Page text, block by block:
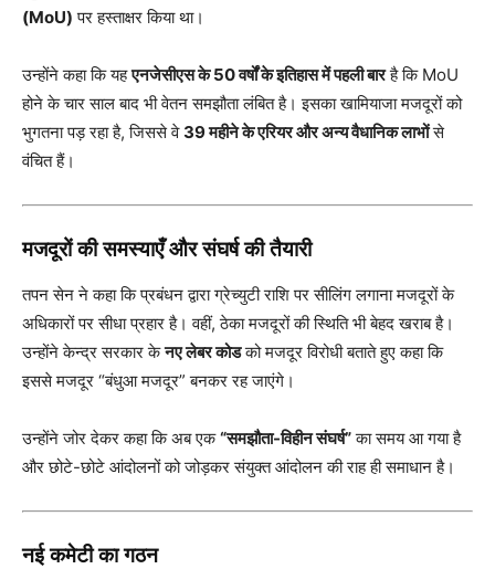
(MoU) पर हस्ताक्षर किया था।
उन्होंने कहा कि यहएनजेसीएस के 50 वर्षों के इतिहास में पहली बारहै कि MoU
होने के चार साल बाद भी वेतन समझौता लंबित है। इसका खामियाजा मजदूरों को
भुगतना पड़ रहा है, जिससे वे 39 महीने के एरियर और अन्य वैधानिक लाभोंसे
वंचित हैं।
मजदूरों की समस्याएँ और संघर्ष की तैयारी
तपन सेन ने कहा कि प्रबंधन द्वारा ग्रेच्युटी राशि पर सीलिंग लगाना मजदूरों के
अधिकारों पर सीधा प्रहार है। वहीं, ठेका मजदूरों की स्थिति भी बेहद खराब है।
उन्होंने केन्द्र सरकार केनए लेबर कोडको मजदूर विरोधी बताते हुए कहा कि
इससे मजदूर “बंधुआ मजदूर” बनकर रह जाएंगे।
उन्होंने जोर देकर कहा कि अब एक“समझौता-विहीन संघर्ष”का समय आ गया है
और छोटे-छोटे आंदोलनों को जोड़कर संयुक्त आंदोलन की राह ही समाधान है।
नई कमेटी का गठन